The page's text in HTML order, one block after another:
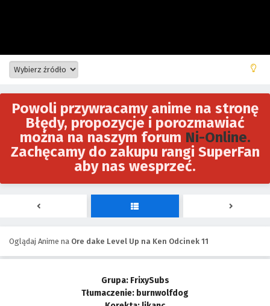
Powoli przywracamy anime na stronę
Błędy, propozycje i porozmawiać
można na naszym forum Ni-Online.
Zachęcamy do zakupu rangi SuperFan
aby nas wesprzeć.
Oglądaj Anime na Ore dake Level Up na Ken Odcinek 11
Grupa: FrixySubs
Tłumaczenie: burnwolfdog